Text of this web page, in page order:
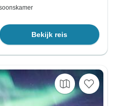
Bekijk reis